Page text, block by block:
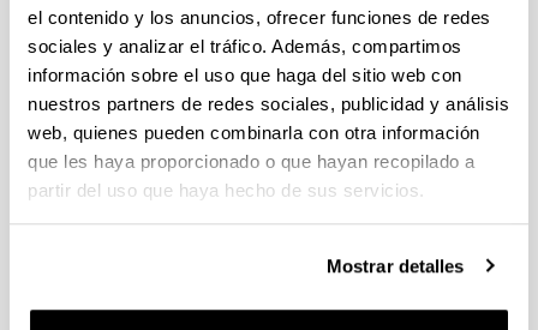
el contenido y los anuncios, ofrecer funciones de redes
sociales y analizar el tráfico. Además, compartimos
información sobre el uso que haga del sitio web con
nuestros partners de redes sociales, publicidad y análisis
web, quienes pueden combinarla con otra información
que les haya proporcionado o que hayan recopilado a
partir del uso que haya hecho de sus servicios.
Mostrar detalles
Líneas de investigación
Literatura norteamericana contemporánea
Regionalismo y globalización
Espacio e identidad
Literatura del Oeste
Multiculturalismo